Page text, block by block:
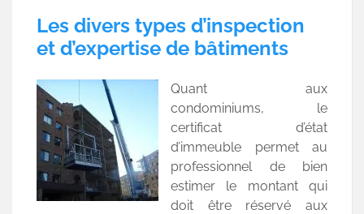
Les divers types d’inspection
et d’expertise de bâtiments
Quant aux
condominiums, le
certificat d’état
d’immeuble permet au
professionnel de bien
estimer le montant qui
doit être réservé aux